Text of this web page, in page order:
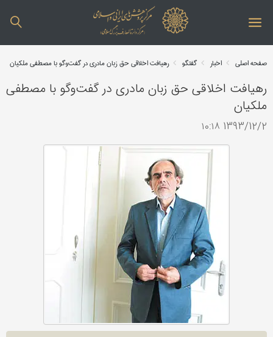
صفحه اصلی اخبار گفتگو رهیافت اخلاقی حق زبان مادری در گفت‌وگو با مصطفی ملکیان
رهیافت اخلاقی حق زبان مادری در گفت‌وگو با مصطفی
ملکیان
1393/12/2 ۱۰:۱۸